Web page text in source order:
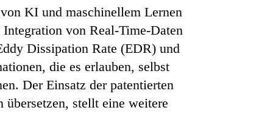
KI und maschinellem Lernen
von Real-Time-Daten
Dissipation Rate (EDR) und
die es erlauben, selbst
Der Einsatz der patentierten
übersetzen, stellt eine weitere